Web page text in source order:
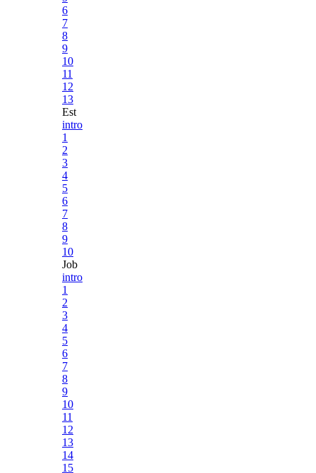
6
7
8
9
10
11
12
13
Est
intro
1
2
3
4
5
6
7
8
9
10
Job
intro
1
2
3
4
5
6
7
8
9
10
11
12
13
14
15